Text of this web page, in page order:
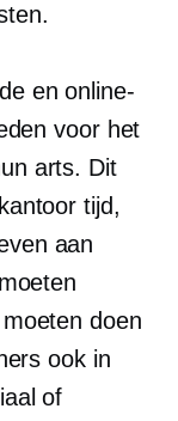
en online-
voor het
arts. Dit
tijd,
aan
doen
ook in
of